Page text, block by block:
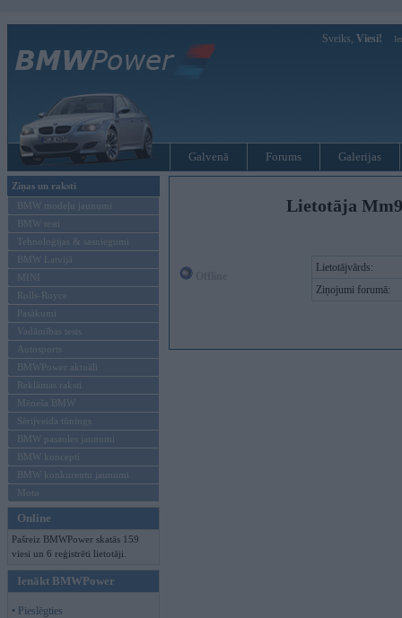
Sveiks, Viesi!
Galvenā Forums Galerijas
Ziņas un raksti
BMW modeļu jaunumi
BMW testi
Tehnoloģijas & sasniegumi
BMW Latvijā
MINI
Rolls-Royce
Pasākumi
Vadāmības tests
Autosports
BMWPower aktuāli
Reklāmas raksti
Mēneša BMW
Sērijveida tūnings
BMW pasaules jaunumi
BMW koncepti
BMW konkurentu jaunumi
Moto
Online
Pašreiz BMWPower skatās 159
viesi un 6 reģistrēti lietotāji.
Ienākt BMWPower
• Pieslēgties
Lietotāja
Lietotājvārds:
Ziņojumi forumā: